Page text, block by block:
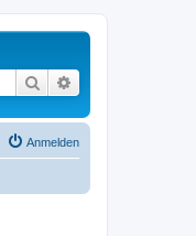
Suche
Anmelden